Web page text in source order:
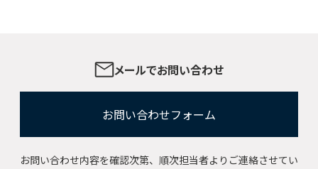
メールでお問い合わせ
お問い合わせフォーム
お問い合わせ内容を確認次第、順次担当者よりご連絡させてい